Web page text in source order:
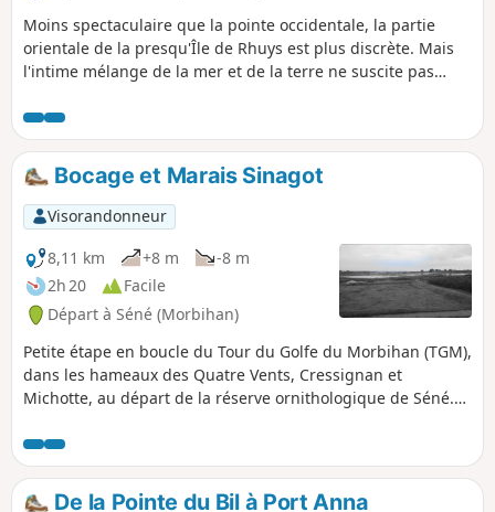
Moins spectaculaire que la pointe occidentale, la partie
orientale de la presqu'Île de Rhuys est plus discrète. Mais
l'intime mélange de la mer et de la terre ne suscite pas
la rivière de Penherf, à ceux qui occupent les rives du Golfe,
en ne manquant pas de s'arrêter devant la majesté du
château de Suscinio. Prévoir la journée pour accomplir ce
parcours en prenant le temps de s'arrêter dans les
nombreux lieux qui en valent la peine.
Bocage et Marais Sinagot
Visorandonneur
8,11 km
+8 m
-8 m
2h 20
Facile
Départ à Séné (Morbihan)
Petite étape en boucle du Tour du Golfe du Morbihan (TGM),
dans les hameaux des Quatre Vents, Cressignan et
Michotte, au départ de la réserve ornithologique de Séné.
spectaculaire, mais plusieurs panneaux indicatifs confèrent
un intérêt supplémentaire à la randonnée. Elle est d'autant
plus intéressante si on lui ajoute la visite de la réserve
De la Pointe du Bil à Port Anna